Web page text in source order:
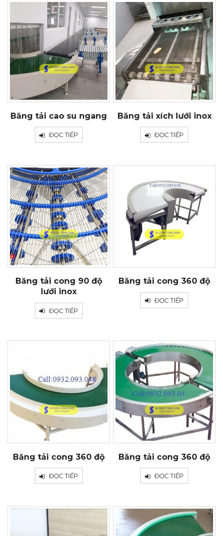
Băng tải cao su ngang
ĐỌC TIẾP
Băng tải xích lưới inox
ĐỌC TIẾP
Băng tải cong 90 độ
lưới inox
ĐỌC TIẾP
Băng tải cong 360 độ
ĐỌC TIẾP
Băng tải cong 360 độ
ĐỌC TIẾP
Băng tải cong 360 độ
ĐỌC TIẾP